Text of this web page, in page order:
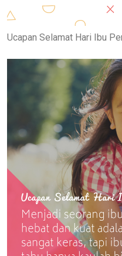
Ucapan Selamat Hari Ibu